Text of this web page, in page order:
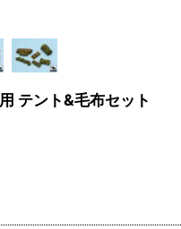
テント&毛布セット